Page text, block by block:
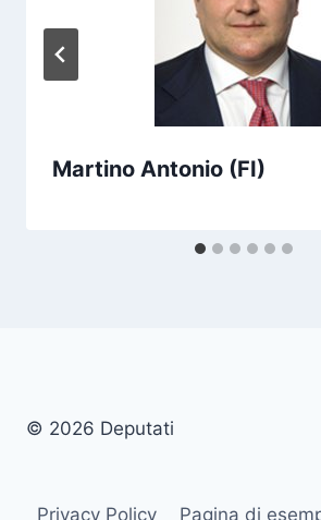
Martino Antonio (FI)
© 2026 Deputati
Privacy Policy Pagina di